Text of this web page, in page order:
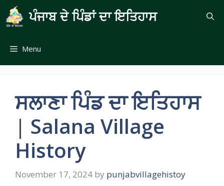
Skip
to
content
ਪੰਜਾਬ ਦੇ ਪਿੰਡਾਂ ਦਾ ਇਤਿਹਾਸ
Menu
ਸਲਾਣਾ ਪਿੰਡ ਦਾ ਇਤਿਹਾਸ
| Salana Village
History
November 17, 2024 by punjabvillagehistoy